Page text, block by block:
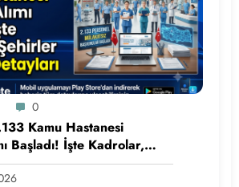
0
Kamu Hastanesi
Başladı! İşte Kadrolar,
Detayları